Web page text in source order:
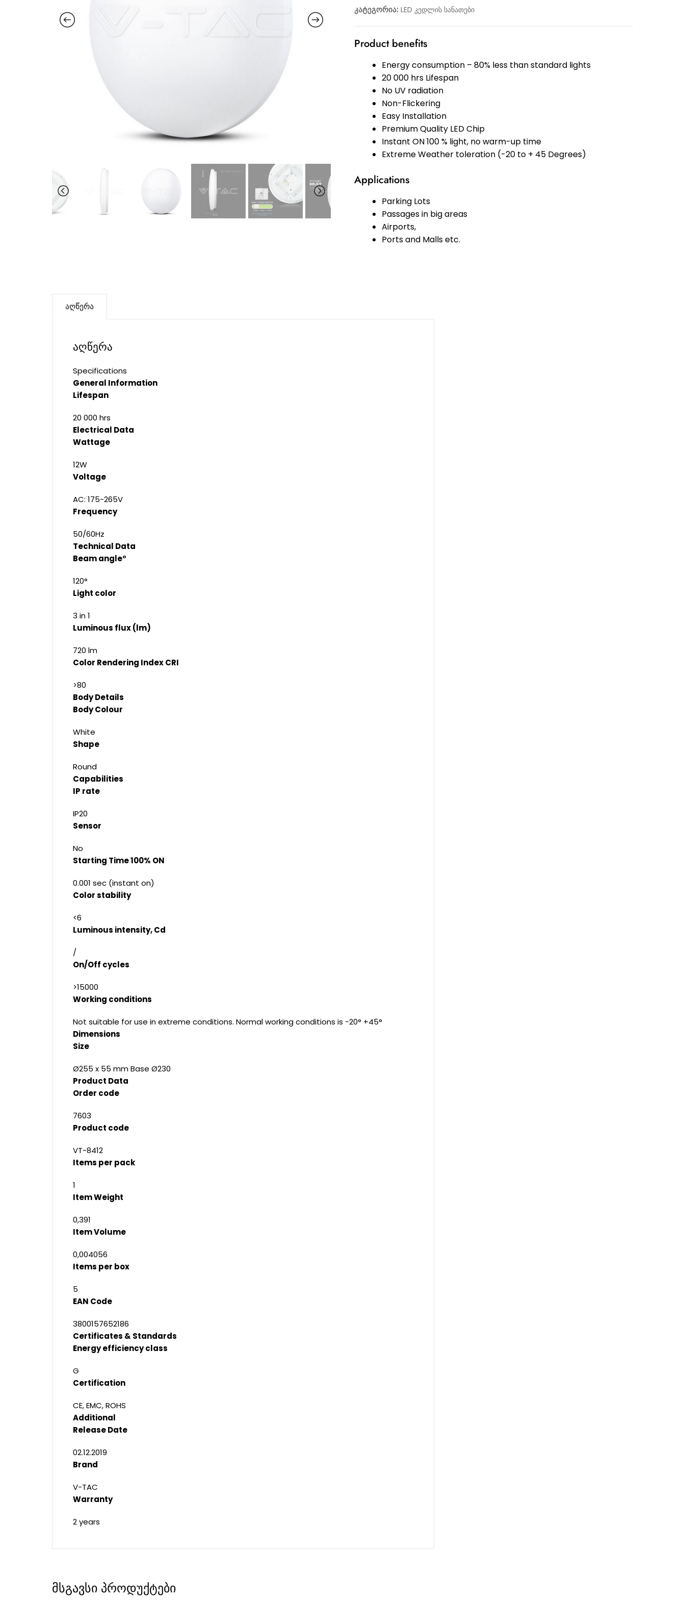
კატეგორია: LED კედლის სანათები
Product benefits
Energy consumption – 80% less than standard lights
20 000 hrs Lifespan
No UV radiation
Non-Flickering
Easy Installation
Premium Quality LED Chip
Instant ON 100 % light, no warm-up time
Extreme Weather toleration (-20 to + 45 Degrees)
Applications
Parking Lots
Passages in big areas
Airports,
Ports and Malls etc.
აღწერა
აღწერა
Specifications
General Information
Lifespan
20 000 hrs
Electrical Data
Wattage
12W
Voltage
AC: 175-265V
Frequency
50/60Hz
Technical Data
Beam angle°
120°
Light color
3 in 1
Luminous flux (lm)
720 lm
Color Rendering Index CRI
>80
Body Details
Body Colour
White
Shape
Round
Capabilities
IP rate
IP20
Sensor
No
Starting Time 100% ON
0.001 sec (instant on)
Color stability
<6
Luminous intensity, Cd
/
On/Off cycles
>15000
Working conditions
Not suitable for use in extreme conditions. Normal working conditions is -20° +45°
Dimensions
Size
Ø255 x 55 mm Base Ø230
Product Data
Order code
7603
Product code
VT-8412
Items per pack
1
Item Weight
0,391
Item Volume
0,004056
Items per box
5
EAN Code
3800157652186
Certificates & Standards
Energy efficiency class
G
Certification
CE, EMC, ROHS
Additional
Release Date
02.12.2019
Brand
V-TAC
Warranty
2 years
მსგავსი პროდუქტები